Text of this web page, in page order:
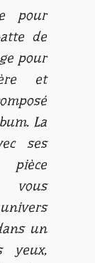
pour
de
pour
et
La
ses
pièce
vous
un
yeux,